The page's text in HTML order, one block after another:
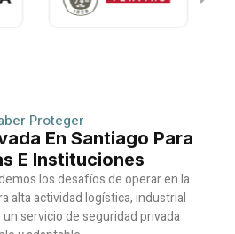
Proteger
En Santiago Para
E Instituciones
los desafíos de operar en la
alta actividad logística, industrial
servicio de seguridad privada